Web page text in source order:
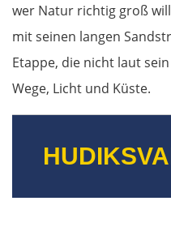
wer Natur richtig groß
mit seinen langen
Etappe, die nicht laut
Wege, Licht und Küste.
Pilsen
Deutschland Süd